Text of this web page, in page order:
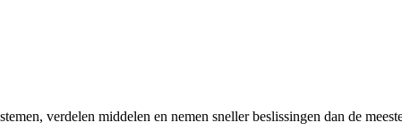
verdelen middelen en nemen sneller beslissingen dan de